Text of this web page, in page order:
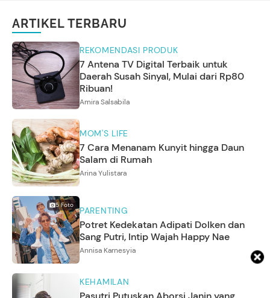
ARTIKEL TERBARU
REKOMENDASI PRODUK
7 Antena TV Digital Terbaik untuk
Daerah Susah Sinyal, Mulai dari Rp80
Ribuan!
Amira Salsabila
MOM'S LIFE
7 Cara Menanam Kunyit hingga Daun
Salam di Rumah
Arina Yulistara
5Foto PARENTING
Potret Kedekatan Adipati Dolken dan
Sang Putri, Intip Wajah Happy Nae
Annisa Karnesyia
KEHAMILAN